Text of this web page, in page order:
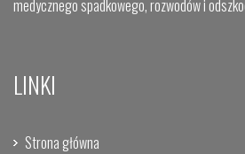
medycznego spadkowego, rozwodów i
LINKI
Strona główna